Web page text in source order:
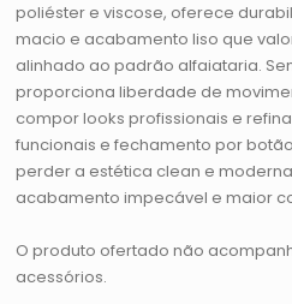
poliéster e viscose, oferece
macio e acabamento liso que
alinhado ao padrão alfaiataria.
proporciona liberdade de
compor looks profissionais e
funcionais e fechamento por
perder a estética clean e
acabamento impecável e maior
O produto ofertado não
acessórios.